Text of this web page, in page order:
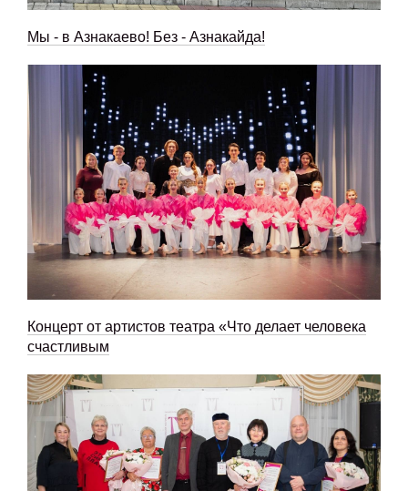
Мы - в Азнакаево! Без - Азнакайда!
Концерт от артистов театра «Что делает человека
счастливым